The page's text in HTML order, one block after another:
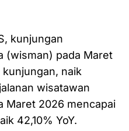
kunjungan
(wisman) pada Maret
kunjungan, naik
wisatawan
Maret 2026 mencapai
42,10% YoY.